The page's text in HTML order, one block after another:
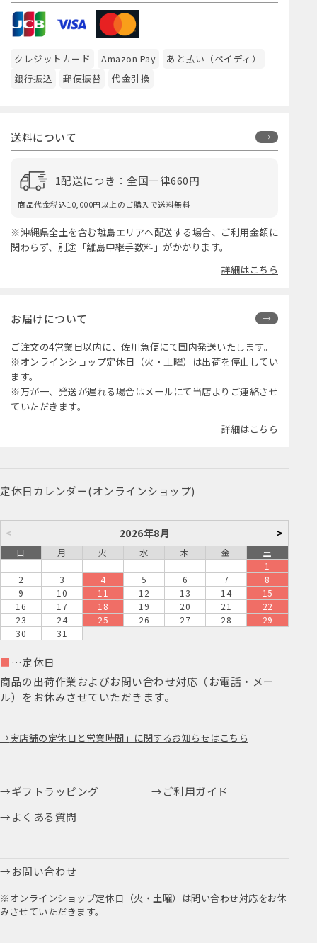
クレジットカード Amazon Pay
あと払い（ペイディ）
銀行振込
郵便振替 代金引換
送料について
1配送につき：全国一律660円
商品代金税込10,000円以上のご購入で送料無料
※沖縄県全土を含む離島エリアへ配送する場合、ご利用金額に
関わらず、別途「離島中継手数料」がかかります。
詳細はこちら
お届けについて
ご注文の4営業日以内に、佐川急便にて国内発送いたします。
※オンラインショップ定休日（火・土曜）は出荷を停止してい
ます。
※万が一、発送が遅れる場合はメールにて当店よりご連絡させ
ていただきます。
詳細はこちら
定休日カレンダー(オンラインショップ)
< 2026年8月 >
日 月 火 水 木 金
土
1
2
3 4 5 6 7
8
9
10 11 12 13 14
15
16
17 18 19 20 21
22
23
24 25 26 27 28
29
30
31
■ …定休日
商品の出荷作業およびお問い合わせ対応（お電話・メー
ル）をお休みさせていただきます。
実店舗の定休日と営業時間」に関するお知らせはこちら
ギフトラッピング
ご利用ガイド
よくある質問
お問い合わせ
※オンラインショップ定休日（火・土曜）は問い合わせ対応をお休
みさせていただきます。